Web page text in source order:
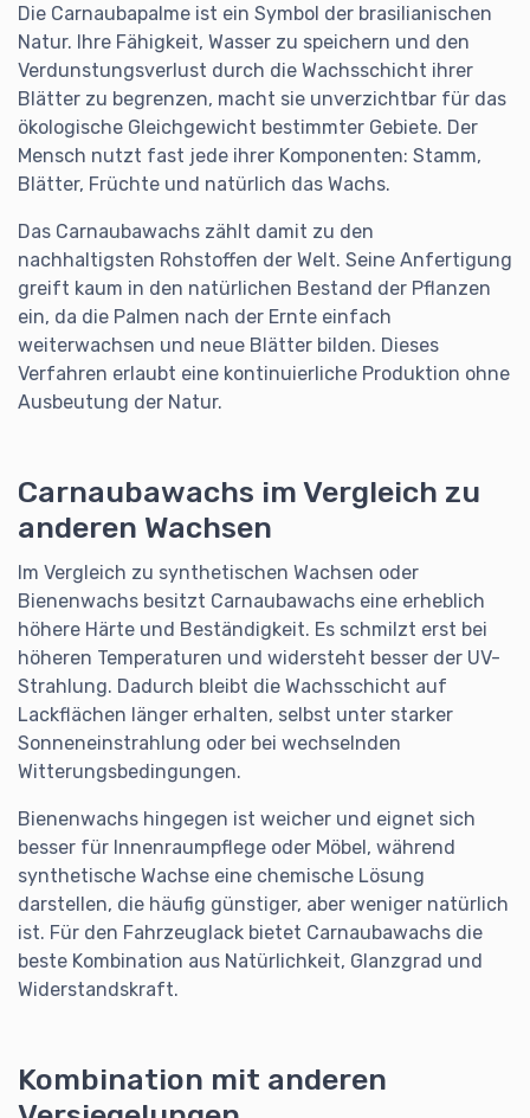
Die Carnaubapalme ist ein Symbol der brasilianischen
Natur. Ihre Fähigkeit, Wasser zu speichern und den
Verdunstungsverlust durch die Wachsschicht ihrer
Blätter zu begrenzen, macht sie unverzichtbar für das
ökologische Gleichgewicht bestimmter Gebiete. Der
Mensch nutzt fast jede ihrer Komponenten: Stamm,
Blätter, Früchte und natürlich das Wachs.
Das Carnaubawachs zählt damit zu den
nachhaltigsten Rohstoffen der Welt. Seine Anfertigung
greift kaum in den natürlichen Bestand der Pflanzen
ein, da die Palmen nach der Ernte einfach
weiterwachsen und neue Blätter bilden. Dieses
Verfahren erlaubt eine kontinuierliche Produktion ohne
Ausbeutung der Natur.
Carnaubawachs im Vergleich zu
anderen Wachsen
Im Vergleich zu synthetischen Wachsen oder
Bienenwachs besitzt Carnaubawachs eine erheblich
höhere Härte und Beständigkeit. Es schmilzt erst bei
höheren Temperaturen und widersteht besser der UV-
Strahlung. Dadurch bleibt die Wachsschicht auf
Lackflächen länger erhalten, selbst unter starker
Sonneneinstrahlung oder bei wechselnden
Witterungsbedingungen.
Bienenwachs hingegen ist weicher und eignet sich
besser für Innenraumpflege oder Möbel, während
synthetische Wachse eine chemische Lösung
darstellen, die häufig günstiger, aber weniger natürlich
ist. Für den Fahrzeuglack bietet Carnaubawachs die
beste Kombination aus Natürlichkeit, Glanzgrad und
Widerstandskraft.
Kombination mit anderen